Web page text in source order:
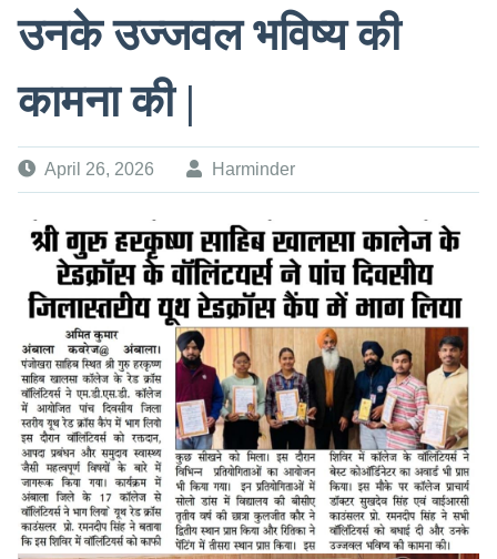
उनके उज्जवल भविष्य की
कामना की |
April 26, 2026 Harminder